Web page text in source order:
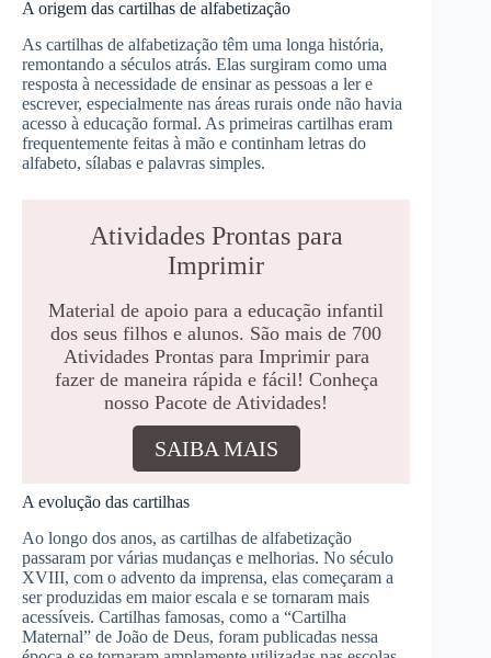
A origem das cartilhas de alfabetização
As cartilhas de alfabetização têm uma longa história,
remontando a séculos atrás. Elas surgiram como uma
resposta à necessidade de ensinar as pessoas a ler e
escrever, especialmente nas áreas rurais onde não havia
acesso à educação formal. As primeiras cartilhas eram
frequentemente feitas à mão e continham letras do
alfabeto, sílabas e palavras simples.
Atividades Prontas para
Imprimir
Material de apoio para a educação infantil
dos seus filhos e alunos. São mais de 700
Atividades Prontas para Imprimir para
fazer de maneira rápida e fácil! Conheça
nosso Pacote de Atividades!
SAIBA MAIS
A evolução das cartilhas
Ao longo dos anos, as cartilhas de alfabetização
passaram por várias mudanças e melhorias. No século
XVIII, com o advento da imprensa, elas começaram a
ser produzidas em maior escala e se tornaram mais
acessíveis. Cartilhas famosas, como a “Cartilha
Maternal” de João de Deus, foram publicadas nessa